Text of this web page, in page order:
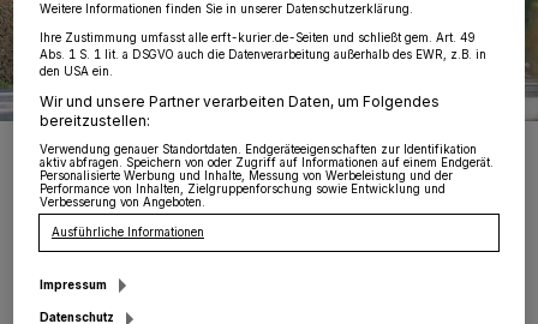
Viele der Boliden sind in den vergangenen Jahren aus dem weiten
Ausland nach Schloss Dyck angereist.
üchen.
Weitere Informationen finden Sie in unserer Datenschutzerklärung.
Ihre Zustimmung umfasst alle erft-kurier.de-Seiten und schließt gem. Art. 49
Abs. 1 S. 1 lit. a DSGVO auch die Datenverarbeitung außerhalb des EWR, z.B. in
den USA ein.
Wir und unsere Partner verarbeiten Daten, um Folgendes
bereitzustellen:
Verwendung genauer Standortdaten. Endgeräteeigenschaften zur Identifikation
aktiv abfragen. Speichern von oder Zugriff auf Informationen auf einem Endgerät.
Personalisierte Werbung und Inhalte, Messung von Werbeleistung und der
Performance von Inhalten, Zielgruppenforschung sowie Entwicklung und
Verbesserung von Angeboten.
Ausführliche Informationen
Impressum
Datenschutz